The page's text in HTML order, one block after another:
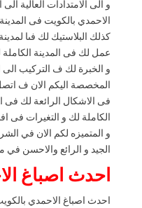
و الى الامتدادات العالية
الاحمدي بالكويت فى المدينة
كذلك البلاستيك لك فىا
عمل لك فى المدينة
و الخبرة لك ف التركيب الى
المخصصة اليكم الان ف
فى الاشكال الرائعة لك فى
الكاملة لك و التغيرات فى
و المتميزه لكم الان في
الجيد و الرائع والاحسن في
احدث اصباغ
احدث اصباغ الاحمدي